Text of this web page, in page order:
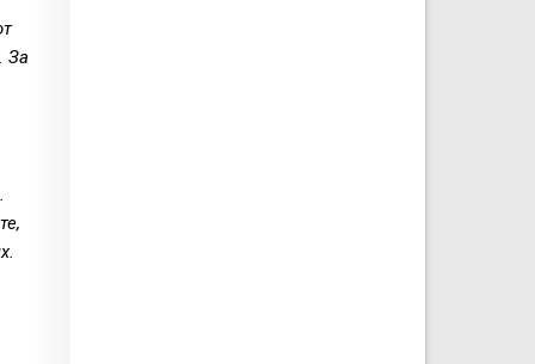
За